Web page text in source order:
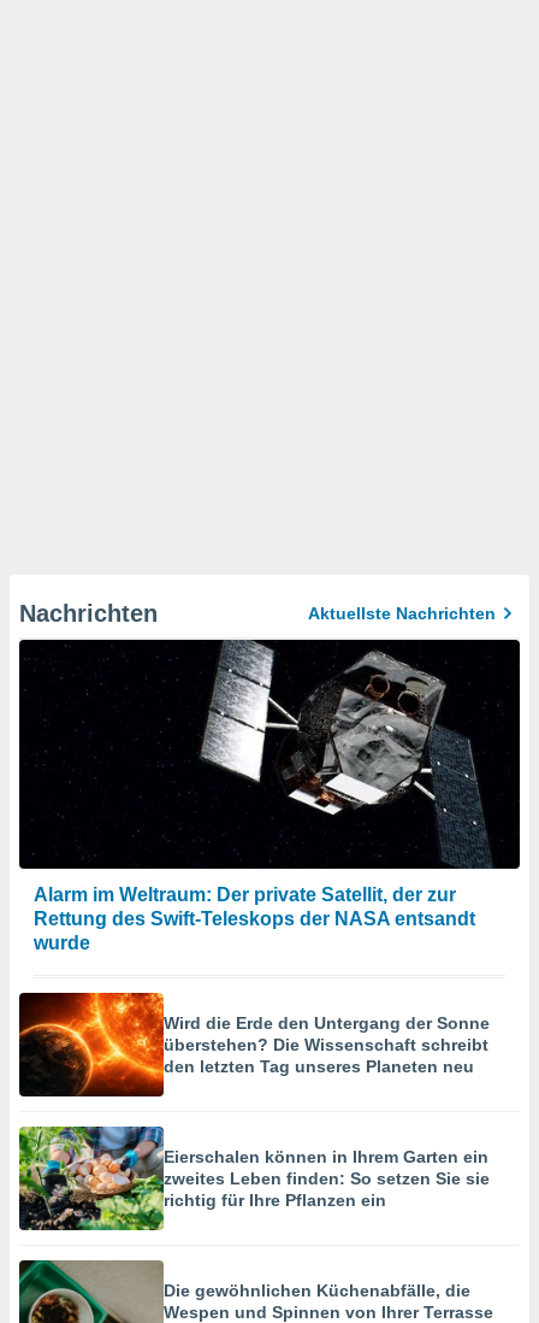
Nachrichten Aktuellste Nachrichten
Alarm im Weltraum: Der private Satellit, der zur
Rettung des Swift-Teleskops der NASA entsandt
wurde
Wird die Erde den Untergang der Sonne
überstehen? Die Wissenschaft schreibt
den letzten Tag unseres Planeten neu
Eierschalen können in Ihrem Garten ein
zweites Leben finden: So setzen Sie sie
richtig für Ihre Pflanzen ein
Die gewöhnlichen Küchenabfälle, die
Wespen und Spinnen von Ihrer Terrasse